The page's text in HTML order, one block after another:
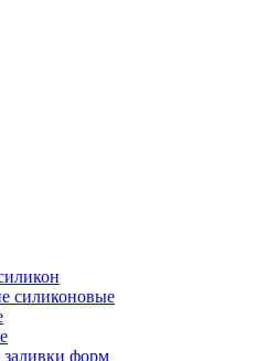
силиконовые
форм